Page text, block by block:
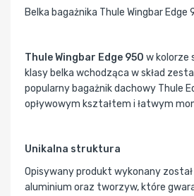
Belka bagażnika Thule Wingbar Edge
Thule Wingbar Edge 950 w kolorze
klasy belka wchodząca w skład
popularny bagażnik dachowy Thule
opływowym kształtem i łatwym
Unikalna struktura
Opisywany produkt wykonany
aluminium oraz tworzyw, które